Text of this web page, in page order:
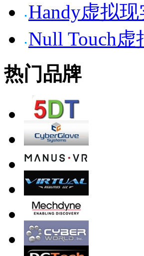
Handy虚拟
Null Touch
热门品牌